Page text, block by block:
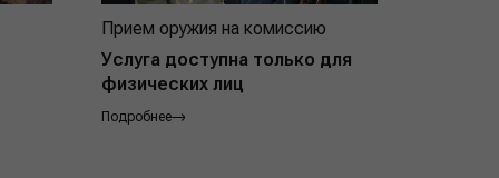
Прием оружия на комиссию
Услуга доступна только для
физических лиц
Подробнее